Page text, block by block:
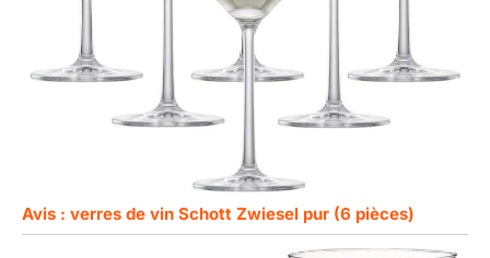
Avis : verres de vin Schott Zwiesel pur (6 pièces)